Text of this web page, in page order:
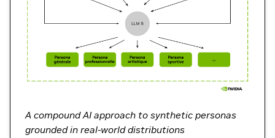
A compound AI approach to synthetic personas
grounded in real-world distributions